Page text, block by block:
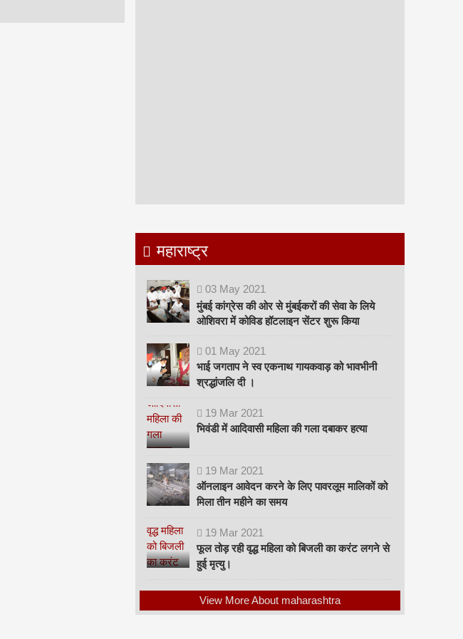
महाराष्ट्र
03 May 2021
मुंबई कांग्रेस की ओर से मुंबईकरों की सेवा के लिये
ओशिवरा में कोविड हॉटलाइन सेंटर शुरू किया
01 May 2021
भाई जगताप ने स्व एकनाथ गायकवाड़ को भावभीनी
श्रद्धांजलि दी ।
19 Mar 2021
भिवंडी में आदिवासी महिला की गला दबाकर हत्या
19 Mar 2021
ऑनलाइन आवेदन करने के लिए पावरलूम मालिकों को
मिला तीन महीने का समय
19 Mar 2021
फूल तोड़ रही वृद्ध महिला को बिजली का करंट लगने से
हुई मृत्यु।
View More About maharashtra